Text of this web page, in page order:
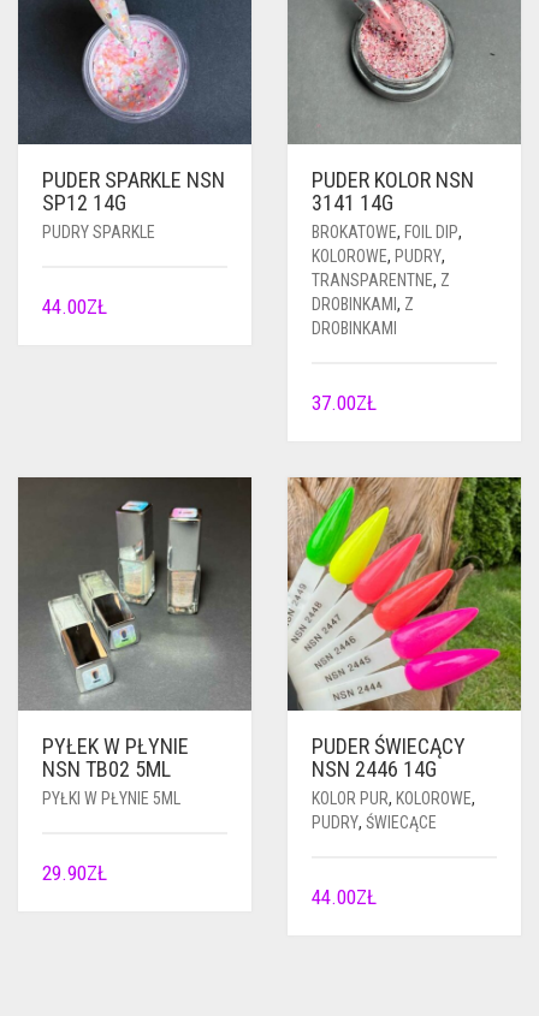
PUDER SPARKLE NSN
SP12 14G
PUDRY SPARKLE
44.00ZŁ
PUDER KOLOR NSN
3141 14G
BROKATOWE, FOIL DIP,
KOLOROWE, PUDRY,
TRANSPARENTNE, Z
DROBINKAMI , Z
DROBINKAMI
37.00ZŁ
PYŁEK W PŁYNIE
NSN TB02 5ML
PYŁKI W PŁYNIE 5ML
29.90ZŁ
PUDER ŚWIECĄCY
NSN 2446 14G
KOLOR PUR, KOLOROWE,
PUDRY, ŚWIECĄCE
44.00ZŁ